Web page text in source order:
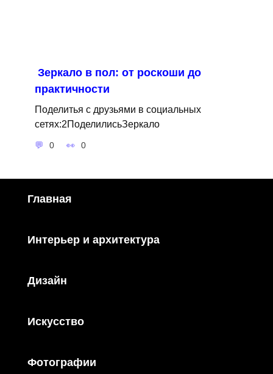
Зеркало в пол: от роскоши до
практичности
Поделитья с друзьями в социальных
сетях:2ПоделилисьЗеркало
0 0
Главная
Интерьер и архитектура
Дизайн
Искусство
Фотографии